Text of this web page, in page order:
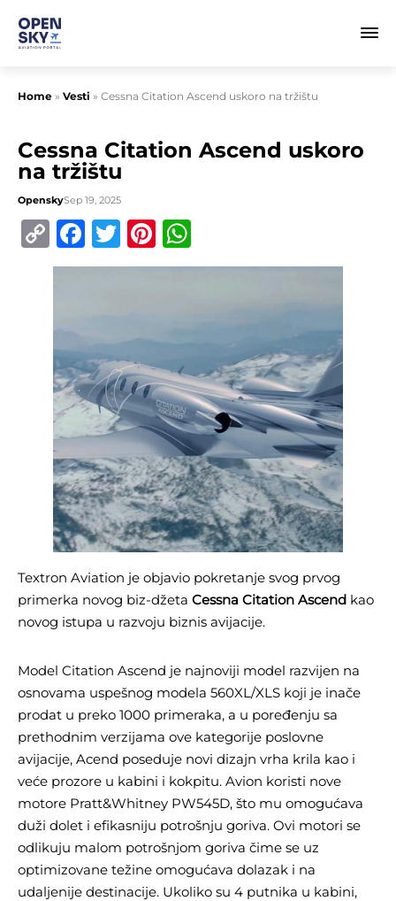
Home » Vesti » Cessna Citation Ascend uskoro na tržištu
Cessna Citation Ascend uskoro
na tržištu
OpenskySep 19, 2025
Copy
Link
Facebook
TwitterPinterest
Textron Aviation je objavio pokretanje svog prvog
primerka novog biz-džeta Cessna Citation Ascend kao
novog istupa u razvoju biznis avijacije.
Model Citation Ascend je najnoviji model razvijen na
osnovama uspešnog modela 560XL/XLS koji je inače
prodat u preko 1000 primeraka, a u poređenju sa
prethodnim verzijama ove kategorije poslovne
avijacije, Acend poseduje novi dizajn vrha krila kao i
veće prozore u kabini i kokpitu. Avion koristi nove
motore Pratt&Whitney PW545D, što mu omogućava
duži dolet i efikasniju potrošnju goriva. Ovi motori se
odlikuju malom potrošnjom goriva čime se uz
optimizovane težine omogućava dolazak i na
udaljenije destinacije. Ukoliko su 4 putnika u kabini,